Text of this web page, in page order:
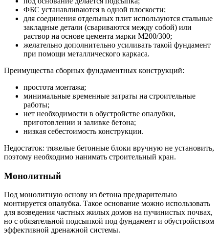
ФБС устанавливаются в одной плоскости;
для соединения отдельных плит используются стальные
закладные детали (свариваются между собой) или
раствор на основе цемента марки М200/300;
желательно дополнительно усиливать такой фундамент
при помощи металлического каркаса.
Преимущества сборных фундаментных конструкций:
простота монтажа;
минимальные временные затраты на строительные
работы;
нет необходимости в обустройстве опалубки,
приготовлении и заливке бетона;
низкая себестоимость конструкции.
Недостаток: тяжелые бетонные блоки вручную не установить,
поэтому необходимо нанимать строительный кран.
Монолитный
Под монолитную основу из бетона предварительно
монтируется опалубка. Такое основание можно использовать
для возведения частных жилых домов на пучинистых почвах,
но с обязательной подсыпкой под фундамент и обустройством
эффективной дренажной системы.